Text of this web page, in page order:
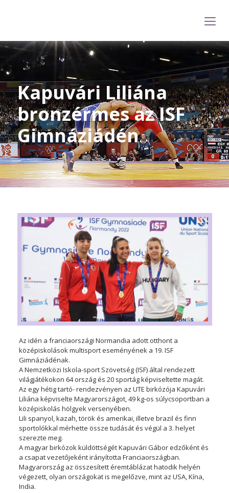
Kapuvári Liliána
bronzérmes az ISF
Gimnáziádén
Az idén a franciaországi Normandia adott otthont a
középiskolások multisport eseményének a 19. ISF
Gimnáziádénak.
A Nemzetközi Iskola-sport Szövetség (ISF) által rendezett
világjátékokon 64 ország és 20 sportág képviseltette magát.
Az egy hétig tartó- rendezvényen az UTE birkózója Kapuvári
Liliána képviselte Magyarországot, 49 kg-os súlycsoportban a
középiskolás hölgyek versenyében.
Lili spanyol, kazah, török és amerikai, illetve brazil és finn
sportolókkal mérhette össze tudását és végül a 3. helyet
szerezte meg.
A magyar birkózok küldöttségét Kapuvári Gábor edzőként és
a csapat vezetőjeként irányította Franciaországban.
Magyarország az összesített éremtáblázat hatodik helyén
végezett, olyan országokat is megelőzve, mint az USA, Kína,
India.